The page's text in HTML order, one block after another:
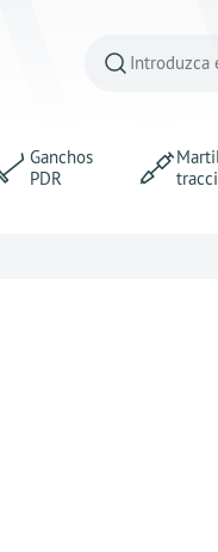
Ganchos
PDR